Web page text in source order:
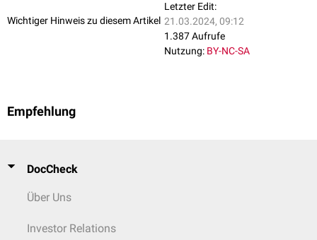
Wichtiger Hinweis zu diesem Artikel
Letzter Edit:
21.03.2024, 09:12
1.387 Aufrufe
Nutzung: BY-NC-SA
Empfehlung
DocCheck
Über Uns
Investor Relations